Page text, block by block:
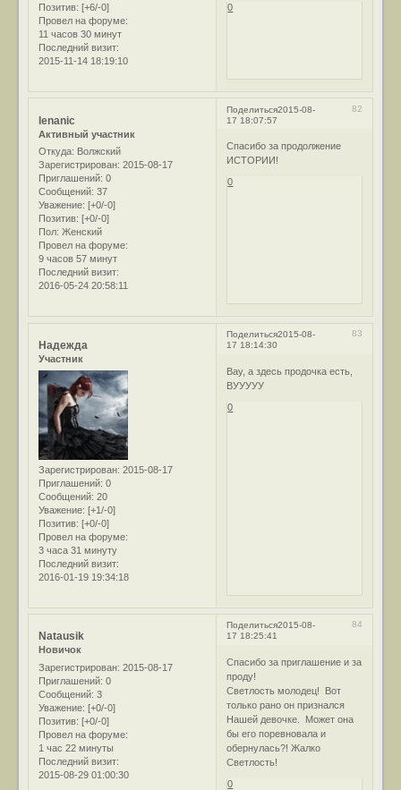
Позитив: [+6/-0]
Провел на форуме:
11 часов 30 минут
Последний визит:
2015-11-14 18:19:10
0
Поделиться 82
2015-08-
17 18:07:57
lenanic
Активный участник
Откуда: Волжский
Зарегистрирован: 2015-08-17
Приглашений: 0
Сообщений: 37
Уважение: [+0/-0]
Позитив: [+0/-0]
Пол: Женский
Провел на форуме:
9 часов 57 минут
Последний визит:
2016-05-24 20:58:11
Спасибо за продолжение
ИСТОРИИ!
0
Поделиться 83
2015-08-
17 18:14:30
Надежда
Участник
Зарегистрирован: 2015-08-17
Приглашений: 0
Сообщений: 20
Уважение: [+1/-0]
Позитив: [+0/-0]
Провел на форуме:
3 часа 31 минуту
Последний визит:
2016-01-19 19:34:18
Вау, а здесь продочка есть,
ВУУУУУ
0
Поделиться 84
2015-08-
17 18:25:41
Natausik
Новичок
Зарегистрирован: 2015-08-17
Приглашений: 0
Сообщений: 3
Уважение: [+0/-0]
Позитив: [+0/-0]
Провел на форуме:
1 час 22 минуты
Последний визит:
2015-08-29 01:00:30
Спасибо за приглашение и за
проду!
Светлость молодец! Вот
только рано он признался
Нашей девочке. Может она
бы его поревновала и
обернулась?! Жалко
Светлость!
0